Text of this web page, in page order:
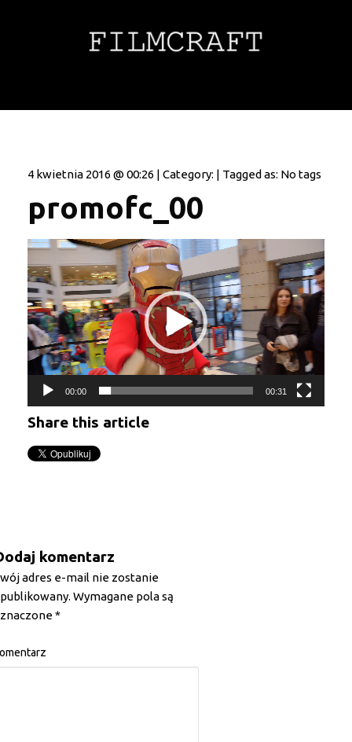
4 kwietnia 2016 @ 00:26 | Category: | Tagged as: No tags
promofc_00
Odtwarzacz
video
00:00 00:31
Share this article
komentarz
adres e-mail nie zostanie
Wymagane pola są
*